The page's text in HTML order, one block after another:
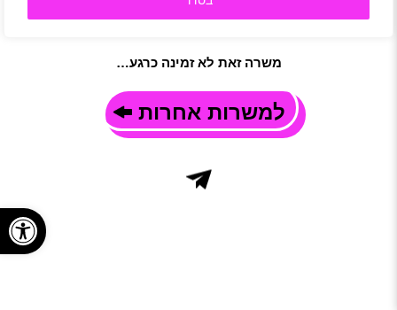
משרה זאת לא זמינה כרגע…
למשרות אחרות